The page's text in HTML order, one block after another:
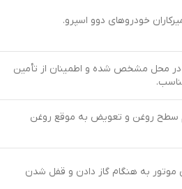
خودروهای دوو اسپرو.
محل مشخص شده و اطمینان از تأمین
سطح روغن و تعویض به موقع روغن
به هنگام گاز دادن و قفل شدن